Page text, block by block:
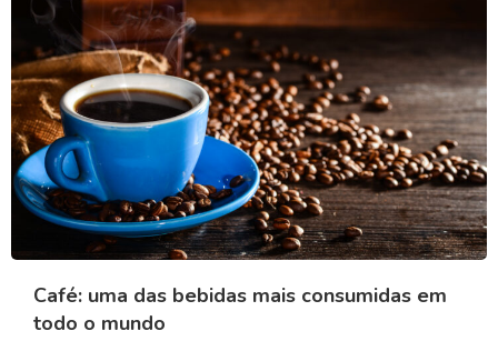
Café: uma das bebidas mais consumidas em
todo o mundo